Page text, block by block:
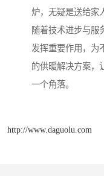
炉，无疑是送给家
随着技术进步与服
发挥重要作用，为
的供暖解决方案，
一个角落。
http://www.daguolu.com